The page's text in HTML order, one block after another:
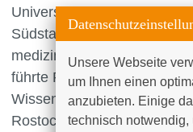
Universitätsmedizin
Südstadt Rostock erzielte
medizinischen Fakultät
führte Prof. Dr. Bernd
Wissenschaftlicher
Rostock, aus.
Unsere Webseite
um Ihnen einen
anzubieten. Einige
technisch notwendig,